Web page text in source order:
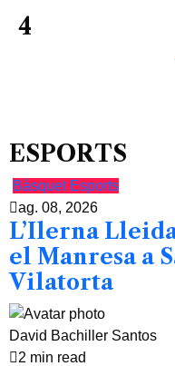
4
ESPORTS
Bàsquet Esports
ag. 08, 2026
L’Ilerna
el Manresa a
Vilatorta
David Bachiller Santos
2 min read